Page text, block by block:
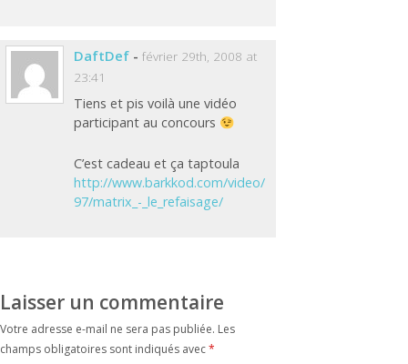
DaftDef - février 29th, 2008 at
23:41
Tiens et pis voilà une vidéo
participant au concours
C’est cadeau et ça taptoula
http://www.barkkod.com/video/
97/matrix_-_le_refaisage/
Laisser un commentaire
Votre adresse e-mail ne sera pas publiée. Les
champs obligatoires sont indiqués avec*